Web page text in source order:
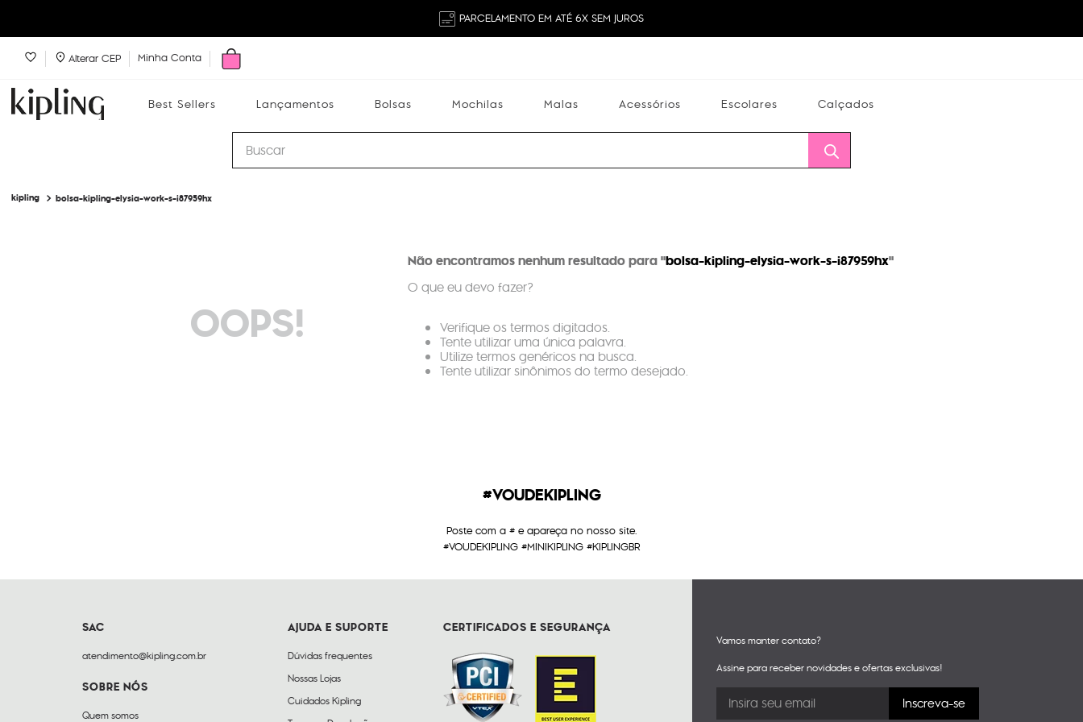
PARCELAMENTO EM ATÉ 6X SEM JUROS
Alterar CEP Minha Conta
Best Sellers Lançamentos Bolsas Mochilas Malas Acessórios Escolares Calçados
Buscar
Best Sellers Lançamentos
bolsa-kipling-elysia-work-s-i87959hx
OOPS!
Não encontramos nenhum resultado para "bolsa-kipling-elysia-work-s-i87959hx"
O que eu devo fazer?
Verifique os termos digitados.
Tente utilizar uma única palavra.
Utilize termos genéricos na busca.
Tente utilizar sinônimos do termo desejado.
#VOUDEKIPLING
Poste com a # e apareça no nosso site.
#VOUDEKIPLING #MINIKIPLING #KIPLINGBR
SAC
atendimento@kipling.com.br
SOBRE NÓS
Quem somos
AJUDA E SUPORTE
Dúvidas frequentes
Nossas Lojas
Cuidados Kipling
CERTIFICADOS E SEGURANÇA
Vamos manter contato?
Assine para receber novidades e ofertas exclusivas!